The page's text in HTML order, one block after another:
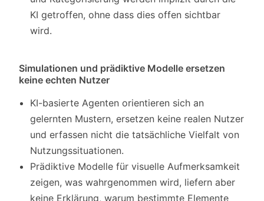
KI getroffen, ohne dass dies offen sichtbar
wird.
Simulationen und prädiktive Modelle ersetzen
keine echten Nutzer
KI-basierte Agenten orientieren sich an
gelernten Mustern, ersetzen keine realen Nutzer
und erfassen nicht die tatsächliche Vielfalt von
Nutzungssituationen.
Prädiktive Modelle für visuelle Aufmerksamkeit
zeigen, was wahrgenommen wird, liefern aber
keine Erklärung, warum bestimmte Elemente